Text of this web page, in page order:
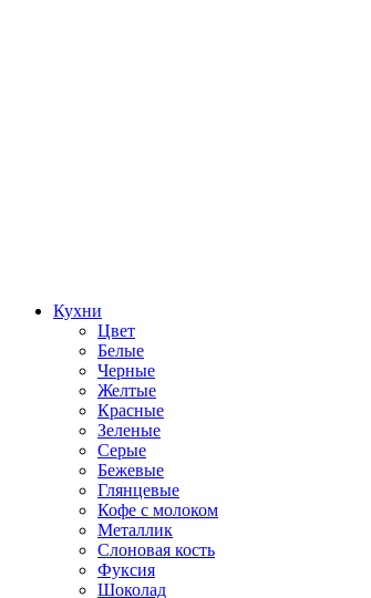
Кухни
Цвет
Белые
Черные
Желтые
Красные
Зеленые
Серые
Бежевые
Глянцевые
Кофе с молоком
Металлик
Слоновая кость
Фуксия
Шоколад